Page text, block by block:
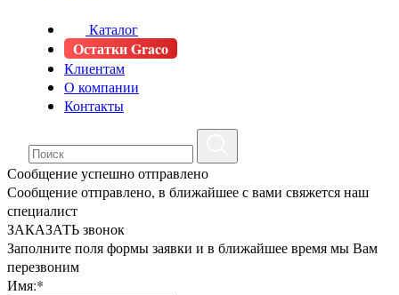
Каталог
Остатки Graco
Клиентам
О компании
Контакты
Сообщение успешно отправлено
Сообщение отправлено, в ближайшее с вами свяжется наш
специалист
ЗАКАЗАТЬ звонок
Заполните поля формы заявки и в ближайшее время мы Вам
перезвоним
Имя:*